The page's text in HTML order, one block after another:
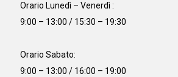
Orario Lunedì – Venerdì :
9:00 – 13:00 / 15:30 – 19:30
Orario Sabato:
9:00 – 13:00 / 16:00 – 19:00